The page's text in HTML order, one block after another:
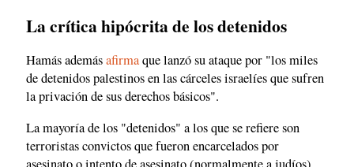
La crítica hipócrita de los detenidos
Hamás ademásafirmaque lanzó su ataque por "los miles
de detenidos palestinos en las cárceles israelíes que sufren
la privación de sus derechos básicos".
La mayoría de los "detenidos" a los que se refiere son
terroristas convictos que fueron encarcelados por